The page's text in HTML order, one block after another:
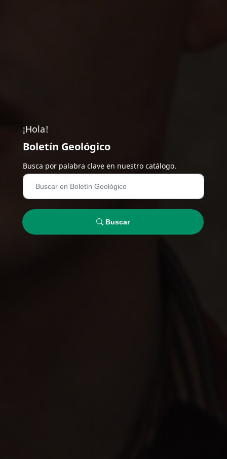
¡Hola!
Boletín Geológico
Busca por palabra clave en nuestro catálogo.
Buscar